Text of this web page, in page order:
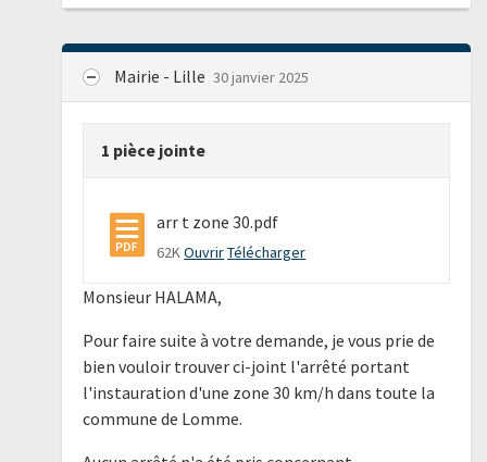
Mairie - Lille 30 janvier 2025
1 pièce jointe
arr t zone 30.pdf
62KOuvrirTélécharger
Monsieur HALAMA,
Pour faire suite à votre demande, je vous prie de
bien vouloir trouver ci-joint l'arrêté portant
l'instauration d'une zone 30 km/h dans toute la
commune de Lomme.